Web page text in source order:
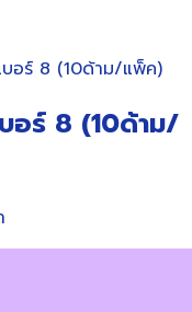
อร์ 8 (10ด้าม/